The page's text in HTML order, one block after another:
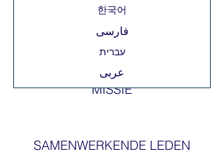
MISSIE
한국어
עברית‎
فارسی
عربى
SAMENWERKENDE LEDEN